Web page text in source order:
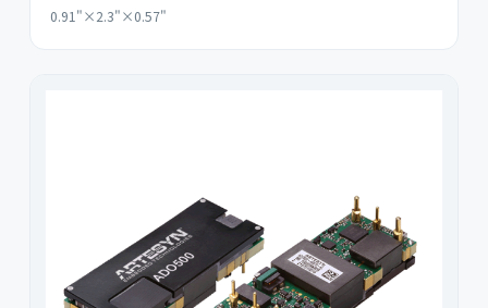
0.91"×2.3"×0.57"